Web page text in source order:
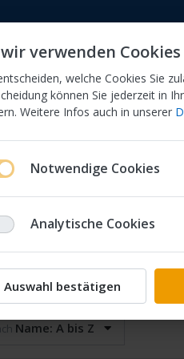
Name: A bis Z
wir verwenden Cookies
welche Cookies Sie
können Sie jederzeit in
Weitere Infos auch in unserer
Notwendige Cookies
Analytische Cookies
Auswahl bestätigen